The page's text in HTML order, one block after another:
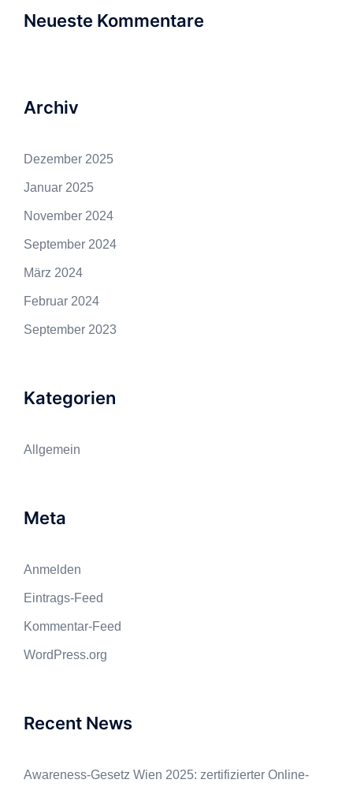
Neueste Kommentare
Archiv
Dezember 2025
Januar 2025
November 2024
September 2024
März 2024
Februar 2024
September 2023
Kategorien
Allgemein
Meta
Anmelden
Eintrags-Feed
Kommentar-Feed
WordPress.org
Recent News
Awareness-Gesetz Wien 2025: zertifizierter Online-